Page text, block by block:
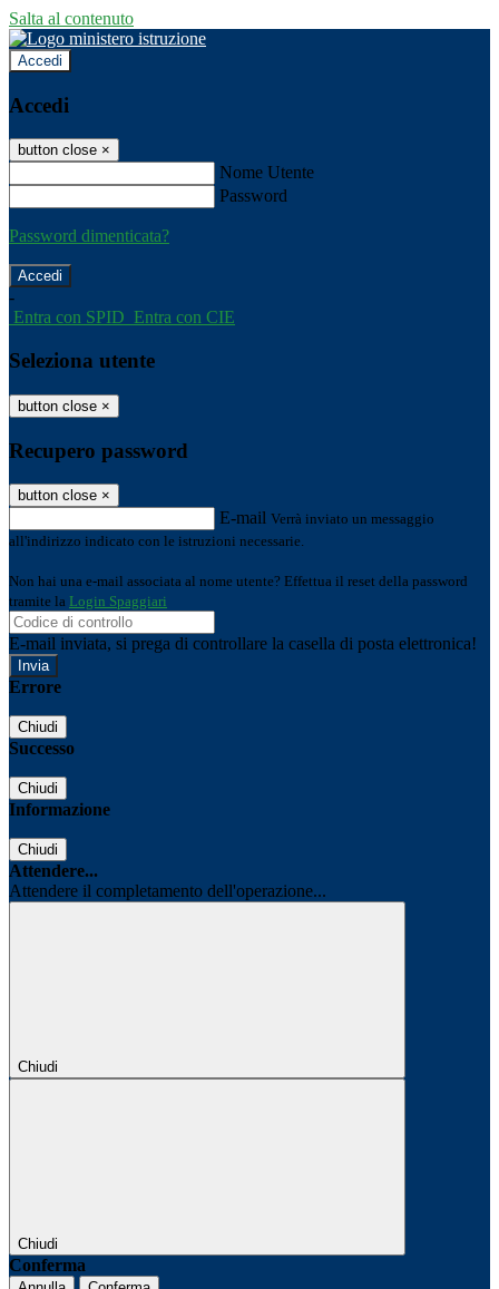
Salta al contenuto
Accedi
Accedi
button close ×
Nome Utente
Password
Password dimenticata?
-
Entra con SPID Entra con CIE
Seleziona utente
button close ×
Recupero password
button close ×
E-mail Verrà inviato un messaggio
all'indirizzo indicato con le istruzioni necessarie.
Non hai una e-mail associata al nome utente? Effettua il reset della password
tramite la Login Spaggiari
E-mail inviata, si prega di controllare la casella di posta elettronica!
Errore
Chiudi
Successo
Chiudi
Informazione
Chiudi
Attendere...
Attendere il completamento dell'operazione...
Chiudi
Chiudi
Conferma